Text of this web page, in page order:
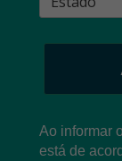
Ao informar
está de